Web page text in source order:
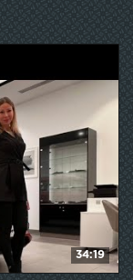
34:19